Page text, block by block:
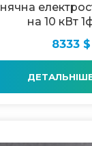
на 10 кВт
8333 $